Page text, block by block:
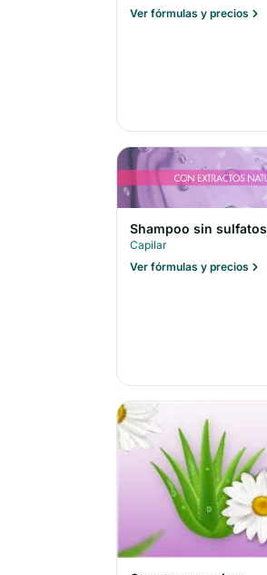
Ver fórmulas y precios
Shampoo sin sulfatos
Capilar
Ver fórmulas y precios